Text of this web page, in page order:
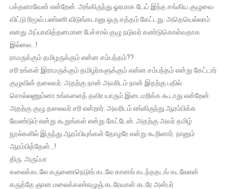
பக்தனாவேன் என்றேன். அங்கிருந்து ஓரமாக டேய் இந்த சங்கிய குழுவை
விட்டு ரிமூவ் பண்ணி விடுங்கடானு ஒரு சத்தம் கேட்டது. அதெயெல்லாம்
எனது அப்பாவித்தனமான பேச்சால் குழு நடுவர் கண்டுகொள்வதாக
இல்லை…!
ராமருக்கும் தமிழருக்கும் என்ன சம்பந்தம்??
சரி உங்கள் இராமருக்கும் தமிழர்களுக்கும் என்ன சம்பந்தம் என்று கேட்டார்
குழுவின் தலைவர். அதற்கு நான் அவரிடம் நான் இதற்கு பதில்
சொல்லணும்னா உங்களைத் தவிர யாரும் இடைமறிக்க கூடாது என்றேன்.
அதற்கு குழு தலைவர் சரி என்றார். அவரிடம் எங்கிருந்து ஆரம்பிக்க
வேண்டும் என்று கூறுங்கள் என்று கேட்டேன். அதற்கு அவர் தமிழ்
நூல்களில் இருந்து ஆரம்பியுங்கள் தோழரே என்று கூறினார். நானும்
ஆரம்பித்தேன்…!
திரு. அருப்பா
கலைக்கடலே கருணைநெடுங் கடலே கானங் கடந்ததடங் கடலேஎன்
கருத்தே ஞான மலைக்கண்எழுஞ் சுடரேவான் சுடரே அன்பர்